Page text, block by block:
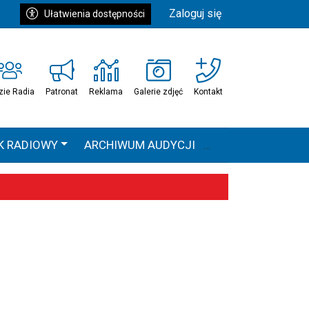
Ułatwienia dostępności Zaloguj się
Radia Patronat Reklama Galerie zdjęć Kontakt
RADIOWY ARCHIWUM AUDYCJI
HEAVEN TOUR